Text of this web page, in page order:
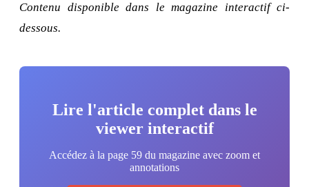
Contenu disponible dans le magazine interactif ci-
dessous.
Lire l'article complet dans le
viewer interactif
Accédez à la page 59 du magazine avec zoom et
annotations